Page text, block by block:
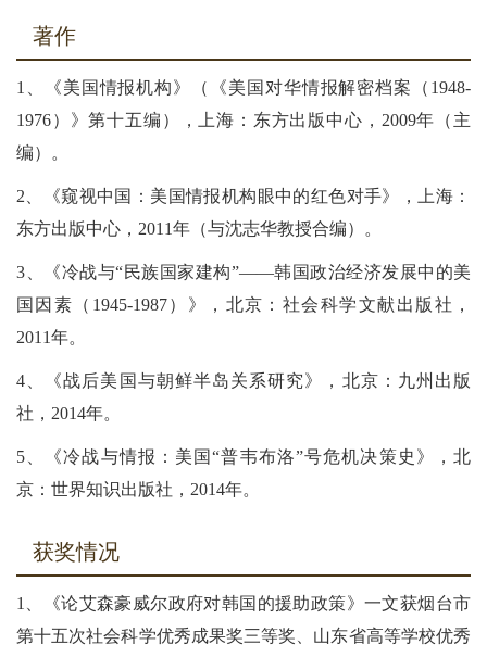
著作
1、《美国情报机构》（《美国对华情报解密档案（1948-
1976）》第十五编），上海：东方出版中心，2009年（主
编）。
2、《窥视中国：美国情报机构眼中的红色对手》，上海：
东方出版中心，2011年（与沈志华教授合编）。
3、《冷战与“民族国家建构”——韩国政治经济发展中的美
国因素（1945-1987）》，北京：社会科学文献出版社，
2011年。
4、《战后美国与朝鲜半岛关系研究》，北京：九州出版
社，2014年。
5、《冷战与情报：美国“普韦布洛”号危机决策史》，北
京：世界知识出版社，2014年。
获奖情况
1、《论艾森豪威尔政府对韩国的援助政策》一文获烟台市
第十五次社会科学优秀成果奖三等奖、山东省高等学校优秀